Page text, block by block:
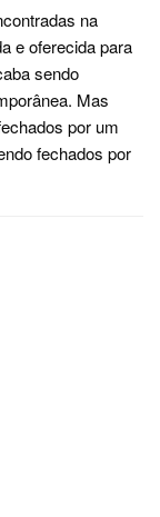
na
e oferecida para
sendo
Mas
por um
fechados por